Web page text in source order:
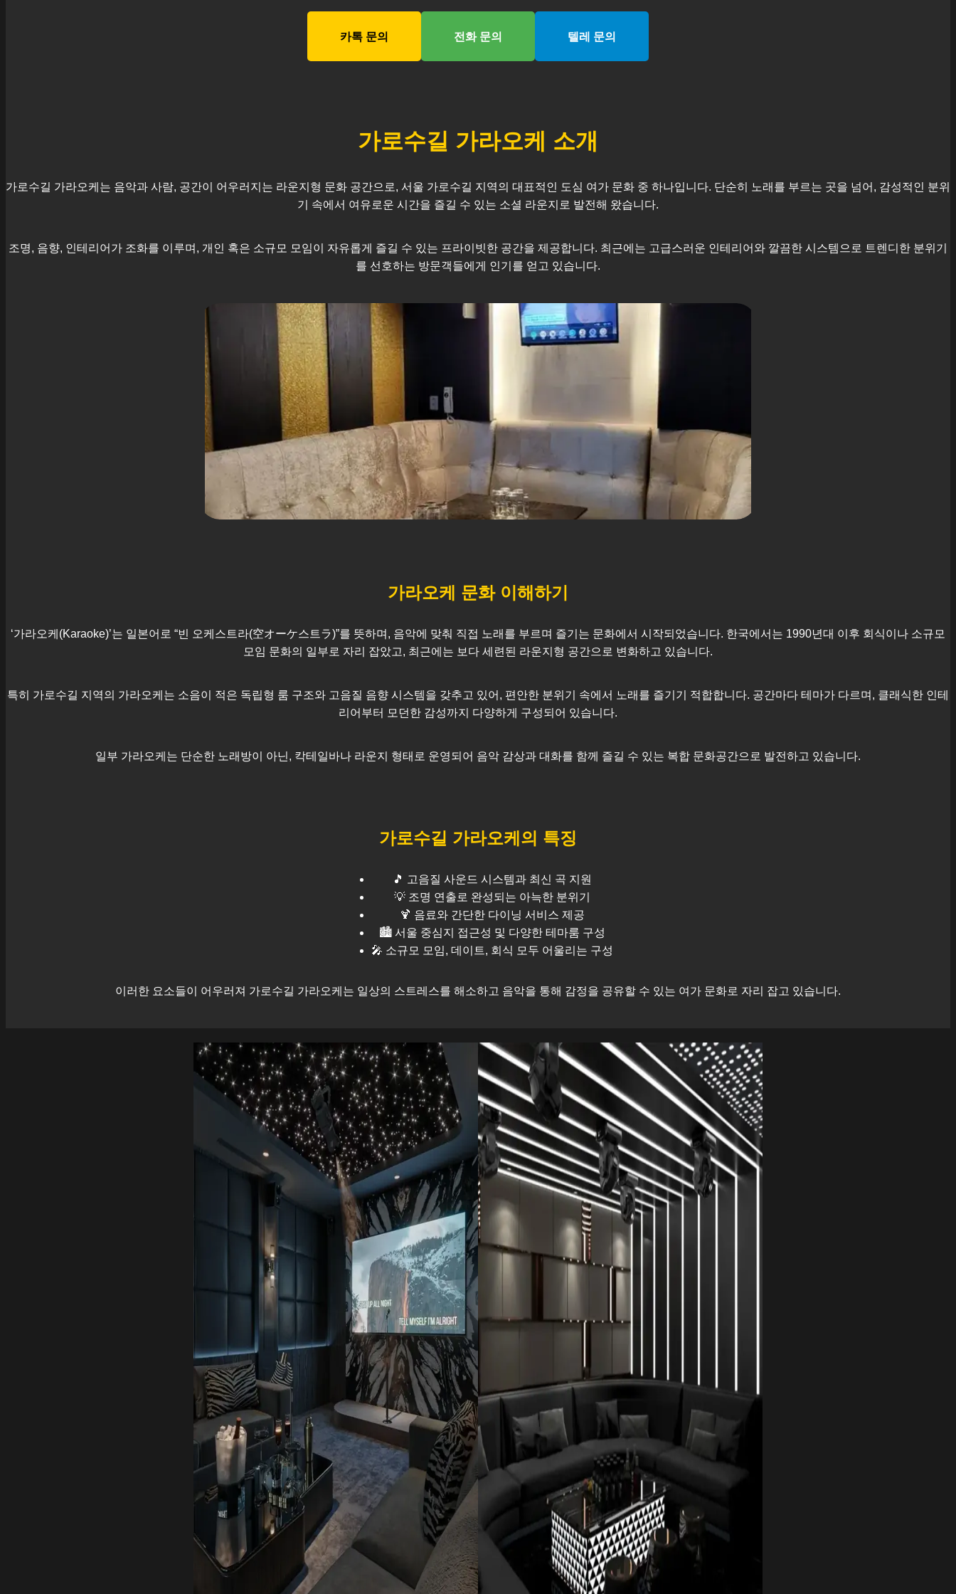
카톡 문의 전화 문의 텔레 문의
가로수길 가라오케 소개
가로수길 가라오케는 음악과 사람, 공간이 어우러지는 라운지형 문화 공간으로, 서울 가로수길 지역의 대표적인 도심 여가 문화 중 하나입니다. 단순히 노래를 부르는 곳을 넘어, 감성적인 분위
기 속에서 여유로운 시간을 즐길 수 있는 소셜 라운지로 발전해 왔습니다.
조명, 음향, 인테리어가 조화를 이루며, 개인 혹은 소규모 모임이 자유롭게 즐길 수 있는 프라이빗한 공간을 제공합니다. 최근에는 고급스러운 인테리어와 깔끔한 시스템으로 트렌디한 분위기
를 선호하는 방문객들에게 인기를 얻고 있습니다.
가라오케 문화 이해하기
‘가라오케(Karaoke)’는 일본어로 “빈 오케스트라(空オーケ스트ラ)”를 뜻하며, 음악에 맞춰 직접 노래를 부르며 즐기는 문화에서 시작되었습니다. 한국에서는 1990년대 이후 회식이나 소규모
모임 문화의 일부로 자리 잡았고, 최근에는 보다 세련된 라운지형 공간으로 변화하고 있습니다.
특히 가로수길 지역의 가라오케는 소음이 적은 독립형 룸 구조와 고음질 음향 시스템을 갖추고 있어, 편안한 분위기 속에서 노래를 즐기기 적합합니다. 공간마다 테마가 다르며, 클래식한 인테
리어부터 모던한 감성까지 다양하게 구성되어 있습니다.
일부 가라오케는 단순한 노래방이 아닌, 칵테일바나 라운지 형태로 운영되어 음악 감상과 대화를 함께 즐길 수 있는 복합 문화공간으로 발전하고 있습니다.
가로수길 가라오케의 특징
🎵 고음질 사운드 시스템과 최신 곡 지원
💡 조명 연출로 완성되는 아늑한 분위기
🍹 음료와 간단한 다이닝 서비스 제공
🏙️ 서울 중심지 접근성 및 다양한 테마룸 구성
🎤 소규모 모임, 데이트, 회식 모두 어울리는 구성
이러한 요소들이 어우러져 가로수길 가라오케는 일상의 스트레스를 해소하고 음악을 통해 감정을 공유할 수 있는 여가 문화로 자리 잡고 있습니다.